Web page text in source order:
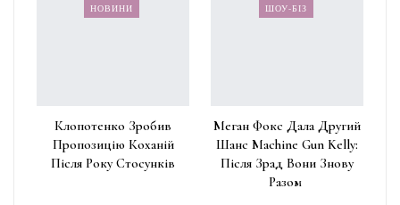
НОВИНИ
Клопотенко Зробив
Пропозицію Коханій
Після Року Стосунків
ШОУ-БІЗ
Меган Фокс Дала Другий
Шанс Machine Gun Kelly:
Після Зрад Вони Знову
Разом